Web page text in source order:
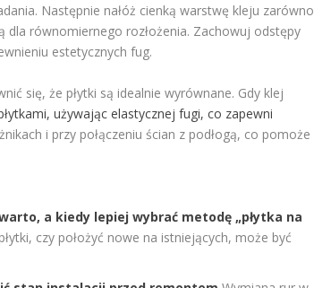
Następnie nałóż cienką warstwę kleju zarówno
dla równomiernego rozłożenia. Zachowuj odstępy
estetycznych fug.
się, że płytki są idealnie wyrównane. Gdy klej
używając elastycznej fugi, co zapewni
i przy połączeniu ścian z podłogą, co pomoże
a kiedy lepiej wybrać metodę „płytka na
czy położyć nowe na istniejących, może być